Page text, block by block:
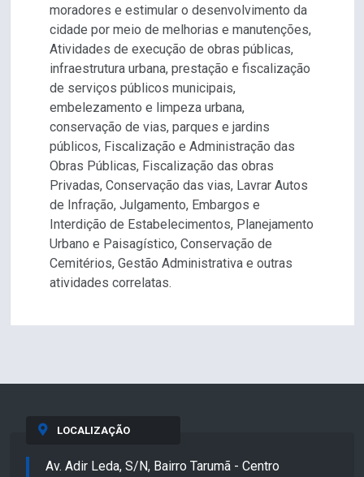
moradores e estimular o desenvolvimento da
cidade por meio de melhorias e manutenções,
Atividades de execução de obras públicas,
infraestrutura urbana, prestação e fiscalização
de serviços públicos municipais,
embelezamento e limpeza urbana,
conservação de vias, parques e jardins
públicos, Fiscalização e Administração das
Obras Públicas, Fiscalização das obras
Privadas, Conservação das vias, Lavrar Autos
de Infração, Julgamento, Embargos e
Interdição de Estabelecimentos, Planejamento
Urbano e Paisagístico, Conservação de
Cemitérios, Gestão Administrativa e outras
atividades correlatas.
LOCALIZAÇÃO
Av. Adir Leda, S/N, Bairro Tarumã - Centro